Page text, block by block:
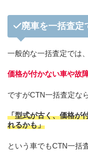
廃車を一括査定
一般的な一括査定では、
価格が付かない車や故
ですがCTN一括査定な
「型式が古く、価格が
れるかも」
という車でもCTN一括